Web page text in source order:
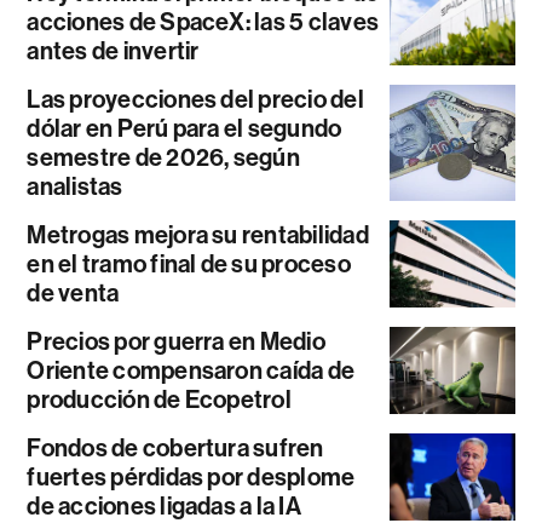
acciones de SpaceX: las 5 claves
antes de invertir
Las proyecciones del precio del
dólar en Perú para el segundo
semestre de 2026, según
analistas
Metrogas mejora su rentabilidad
en el tramo final de su proceso
de venta
Precios por guerra en Medio
Oriente compensaron caída de
producción de Ecopetrol
Fondos de cobertura sufren
fuertes pérdidas por desplome
de acciones ligadas a la IA